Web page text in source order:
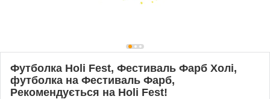
Футболка Holi Fest, Фестиваль Фарб Холі,
футболка на Фестиваль Фарб,
Рекомендується на Holi Fest!